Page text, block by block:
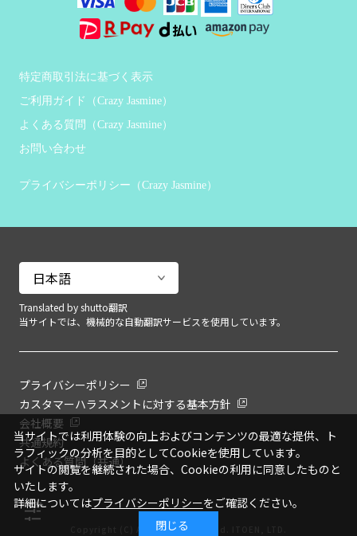
絞り込み
特定商取引法に基づく表示
ご利用ガイド（Crazy Jasmine）
よくある質問（Crazy Jasmine）
お問い合わせ
プライバシーポリシー（Crazy Jasmine）
Translated by shutto翻訳
当サイトでは、機械的な自動翻訳サービスを使用しています。
プライバシーポリシー
カスタマーハラスメントに対する基本方針
会社概要
共通規約
よくある質問（共通）
Copyright (C) All Rights Reserved. ITOEN, LTD.
当サイトでは利用体験の向上およびコンテンツの最適な提供、ト
ラフィックの分析を目的としてCookieを使用しています。
サイトの閲覧を継続された場合、Cookieの利用に同意したものと
いたします。
詳細についてはプライバシーポリシーをご確認ください。
閉じる